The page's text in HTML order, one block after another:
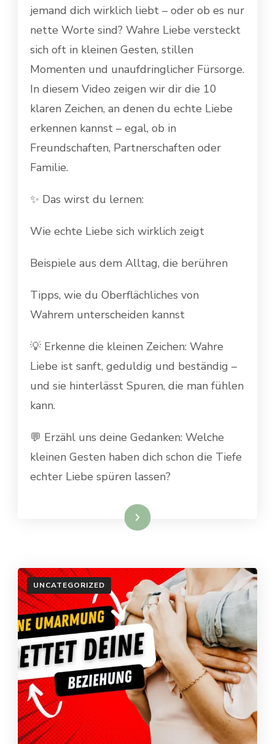
jemand dich wirklich liebt – oder ob es nur
nette Worte sind? Wahre Liebe versteckt
sich oft in kleinen Gesten, stillen
Momenten und unaufdringlicher Fürsorge.
In diesem Video zeigen wir dir die 10
klaren Zeichen, an denen du echte Liebe
erkennen kannst – egal, ob in
Freundschaften, Partnerschaften oder
Familie.
✨ Das wirst du lernen:
Wie echte Liebe sich wirklich zeigt
Beispiele aus dem Alltag, die berühren
Tipps, wie du Oberflächliches von
Wahrem unterscheiden kannst
💡 Erkenne die kleinen Zeichen: Wahre
Liebe ist sanft, geduldig und beständig –
und sie hinterlässt Spuren, die man fühlen
kann.
💬 Erzähl uns deine Gedanken: Welche
kleinen Gesten haben dich schon die Tiefe
echter Liebe spüren lassen?
Weiterlesen
UNCATEGORIZED